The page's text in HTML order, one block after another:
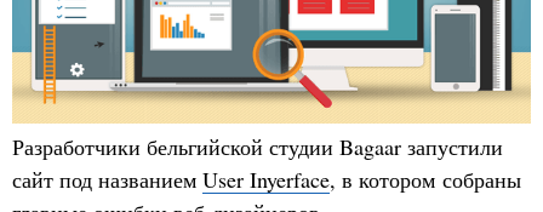
Разработчики бельгийской студии Bagaar запустили
сайт под названием User Inyerface, в котором собраны